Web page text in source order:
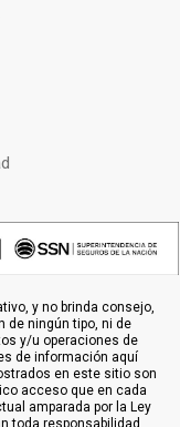
y no brinda consejo,
de ningún tipo, ni de
y/u operaciones de
de información aquí
en este sitio son
acceso que en cada
amparada por la Ley
toda responsabilidad